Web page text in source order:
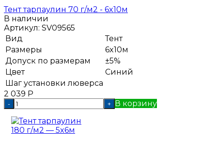
Тент тарпаулин 70 г/м2 - 6x10м
В наличии
Артикул: SV09565
Вид
Тент
Размеры
6x10м
Допуск по размерам
±5%
Цвет
Синий
Шаг установки люверса
2 039 Р
- + В корзину